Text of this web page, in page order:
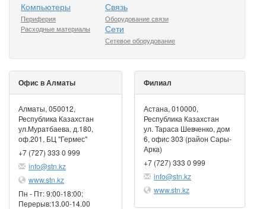
Компьютеры
Периферия
Расходные материалы
Связь
Оборудование связи
Сети
Сетевое оборудование
Офис в Алматы
Алматы, 050012,
Республика Казахстан
ул.Муратбаева, д.180,
оф.201, БЦ "Гермес"
+7 (727) 333 0 999
info@stn.kz
www.stn.kz
Пн - Пт: 9:00-18:00;
Перерыв:13.00-14.00
Филиал
Астана, 010000,
Республика Казахстан
ул. Тараса Шевченко, дом
6, офис 303 (район Сары-
Арка)
+7 (727) 333 0 999
info@stn.kz
www.stn.kz